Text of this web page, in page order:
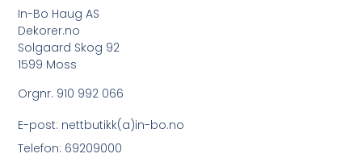
In-Bo Haug AS
Dekorer.no
Solgaard Skog 92
1599 Moss
Orgnr. 910 992 066
E-post: nettbutikk(a)in-bo.no
Telefon: 69209000